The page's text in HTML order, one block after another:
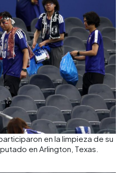
en la limpieza de su
en Arlington, Texas.